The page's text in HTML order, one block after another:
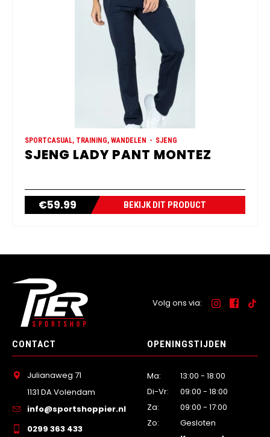
SPORTCASUAL, TRAINING, WANDELEN SJENG
SJENG LADY PANT MONTEZ
€59.99 BEKIJK DIT PRODUCT
Volg ons via:
CONTACT
Julianaweg 71
1131 DA Volendam
info@sportshoppier.nl
0299 363 433
OPENINGSTIJDEN
Ma:
13:00 - 18:00
Di-Vr:
09:00 - 18:00
Za:
09:00 - 17:00
Zo:
Gesloten